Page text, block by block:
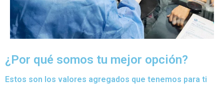
¿Por qué somos tu mejor opción?
Estos son los valores agregados que tenemos para ti